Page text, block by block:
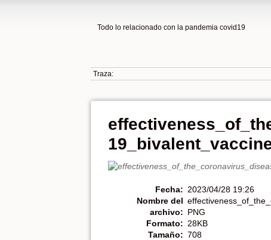
Todo lo relacionado con la pandemia covid19
Traza:
Fecha: 2023/04/28 19:26
Nombre del
archivo:
Formato:
PNG
Tamaño:
28KB
708